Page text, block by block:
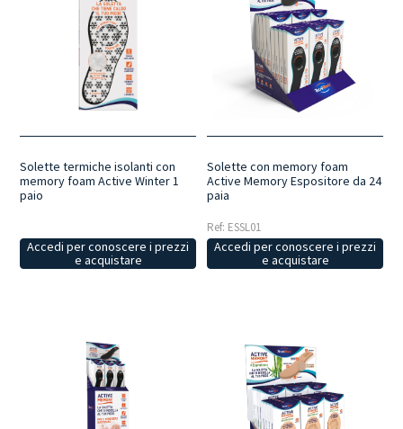
Solette termiche isolanti con
memory foam Active Winter 1
paio
Accedi per conoscere i prezzi
e acquistare
Solette con memory foam
Active Memory Espositore da 24
paia
Ref: ESSL01
Accedi per conoscere i prezzi
e acquistare